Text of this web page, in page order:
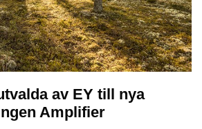
av EY till nya
Amplifier